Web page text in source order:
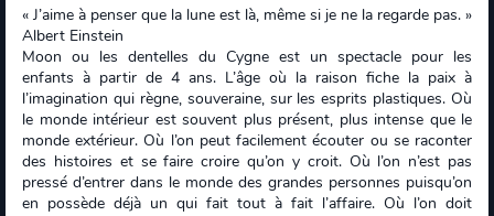
« J’aime à penser que la lune est là, même si je ne la regarde pas. »
Albert Einstein
Moon ou les dentelles du Cygne est un spectacle pour les
enfants à partir de 4 ans. L’âge où la raison fiche la paix à
l’imagination qui règne, souveraine, sur les esprits plastiques. Où
le monde intérieur est souvent plus présent, plus intense que le
monde extérieur. Où l’on peut facilement écouter ou se raconter
des histoires et se faire croire qu’on y croit. Où l’on n’est pas
pressé d’entrer dans le monde des grandes personnes puisqu’on
en possède déjà un qui fait tout à fait l’affaire. Où l’on doit